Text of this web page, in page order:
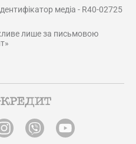
медіа - R40-02725
лише за письмовою